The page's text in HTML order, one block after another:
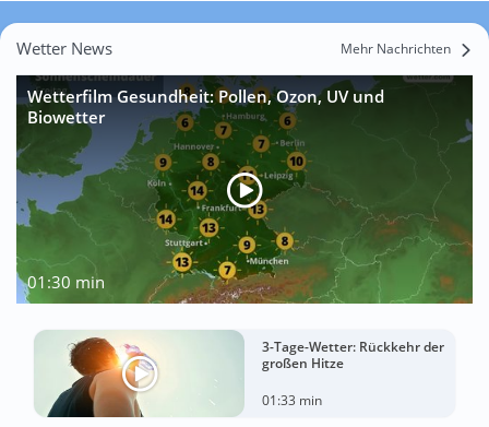
Wetter News Mehr Nachrichten
Wetterfilm Gesundheit: Pollen, Ozon, UV und
Biowetter
01:30 min
3-Tage-Wetter: Rückkehr der
großen Hitze
01:33 min